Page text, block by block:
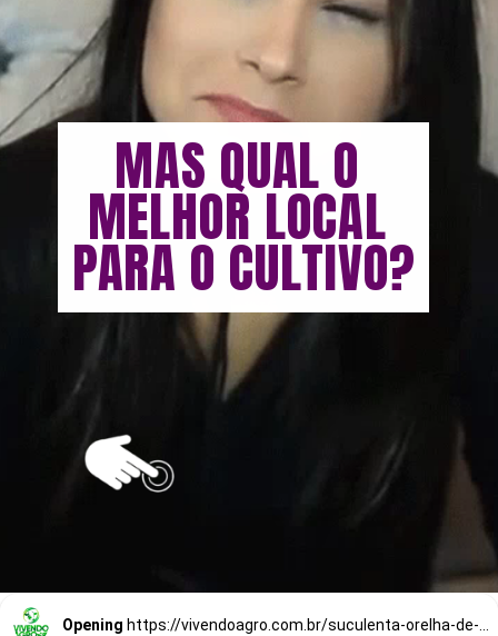
MAS QUAL O
MELHOR LOCAL
PARA O CULTIVO?
Opening